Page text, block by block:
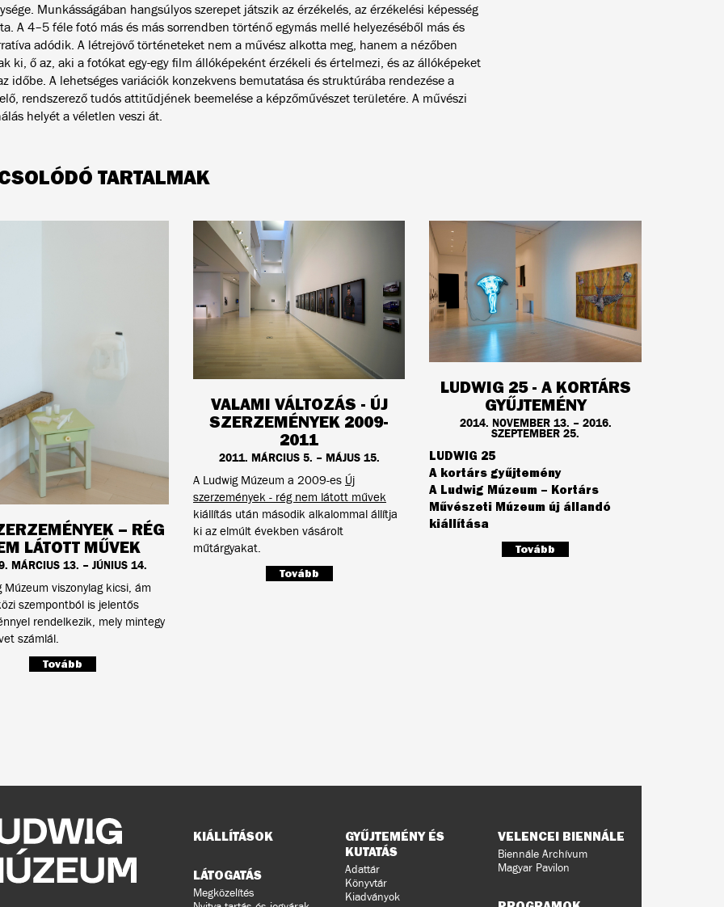
Munkásságában hangsúlyos szerepet játszik az érzékelés, az érzékelési képesség
A 4–5 féle fotó más és más sorrendben történő egymás mellé helyezéséből más és
adódik. A létrejövő történeteket nem a művész alkotta meg, hanem a nézőben
ki, ő az, aki a fotókat egy-egy film állóképeként érzékeli és értelmezi, és az állóképeket
időbe. A lehetséges variációk konzekvens bemutatása és struktúrába rendezése a
rendszerező tudós attitűdjének beemelése a képzőművészet területére. A művészi
helyét a véletlen veszi át.
TARTALMAK
– RÉG
LÁTOTT MŰVEK
MÁRCIUS 13. – JÚNIUS 14.
Múzeum viszonylag kicsi, ám
szempontból is jelentős
rendelkezik, mely mintegy
számlál.
Tovább
VALAMI VÁLTOZÁS - ÚJ
SZERZEMÉNYEK 2009-
2011
2011. MÁRCIUS 5. – MÁJUS 15.
A Ludwig Múzeum a 2009-es Új
szerzemények - rég nem látott művek
kiállítás után második alkalommal állítja
ki az elmúlt években vásárolt
műtárgyakat.
Tovább
LUDWIG 25 - A KORTÁRS
GYŰJTEMÉNY
2014. NOVEMBER 13. – 2016.
SZEPTEMBER 25.
LUDWIG 25
A kortárs gyűjtemény
A Ludwig Múzeum – Kortárs
Művészeti Múzeum új állandó
kiállítása
Tovább
Oldaltérkép
KIÁLLÍTÁSOK
LÁTOGATÁS
Megközelítés
GYŰJTEMÉNY ÉS
KUTATÁS
Adattár
Könyvtár
Kiadványok
VELENCEI BIENNÁLE
Biennále Archívum
Magyar Pavilon